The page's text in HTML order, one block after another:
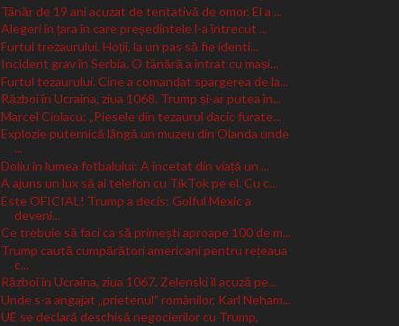
Tânăr de 19 ani acuzat de tentativă de omor. El a ...
Alegeri în țara în care președintele l-a întrecut ...
Furtul trezaurului. Hoții, la un pas să fie identi...
Incident grav în Serbia. O tânără a intrat cu mași...
Furtul tezaurului. Cine a comandat spargerea de la...
Război în Ucraina, ziua 1068. Trump și-ar putea în...
Marcel Ciolacu: „Piesele din tezaurul dacic furate...
Explozie puternică lângă un muzeu din Olanda unde
...
Doliu în lumea fotbalului: A încetat din viață un ...
A ajuns un lux să ai telefon cu TikTok pe el. Cu c...
Este OFICIAL! Trump a decis: Golful Mexic a
deveni...
Ce trebuie să faci ca să primești aproape 100 de m...
Trump caută cumpărători americani pentru rețeaua
c...
Război în Ucraina, ziua 1067. Zelenski îl acuză pe...
Unde s-a angajat „prietenul” românilor, Karl Neham...
UE se declară deschisă negocierilor cu Trump,